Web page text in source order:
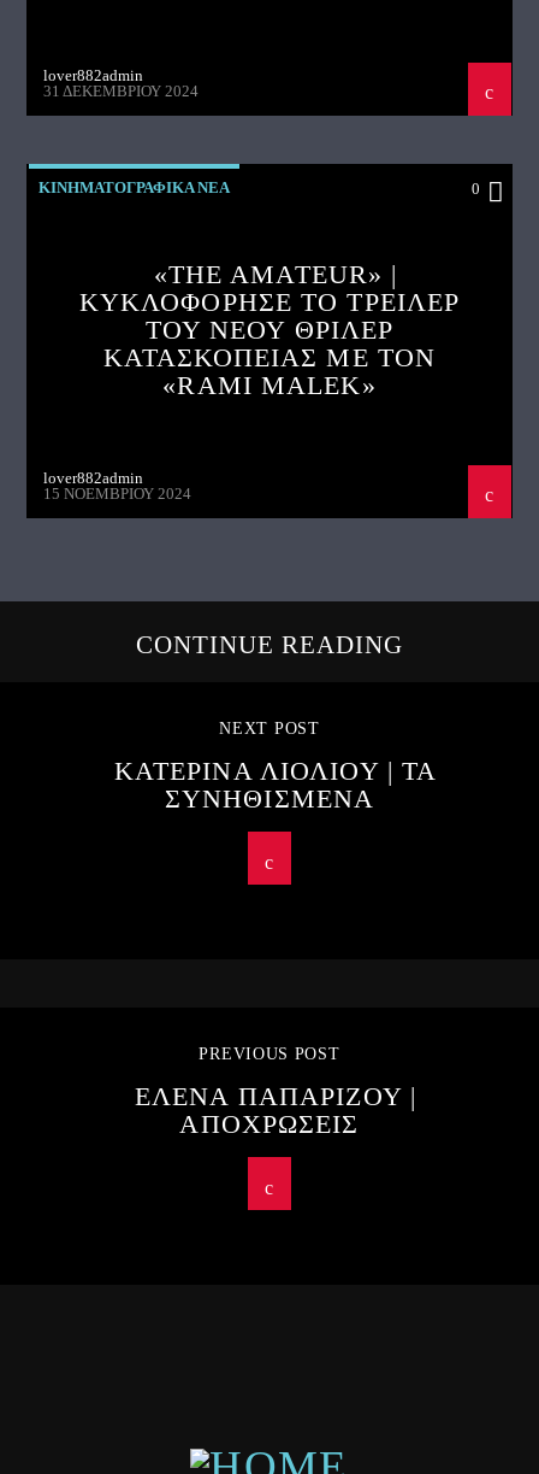
lover882admin
31 ΔΕΚΕΜΒΡΊΟΥ 2024
ΚΙΝΗΜΑΤΟΓΡΑΦΙΚΑ ΝΕΑ 0
«THE AMATEUR» |
ΚΥΚΛΟΦΟΡΗΣΕ ΤΟ ΤΡΕΙΛΕΡ
ΤΟΥ ΝΕΟΥ ΘΡΙΛΕΡ
ΚΑΤΑΣΚΟΠΕΙΑΣ ΜΕ ΤΟΝ
«RAMI MALEK»
lover882admin
15 ΝΟΕΜΒΡΊΟΥ 2024
CONTINUE READING
NEXT POST
ΚΑΤΕΡΙΝΑ ΛΙΟΛΙΟΥ | ΤΑ
ΣΥΝΗΘΙΣΜΕΝΑ
PREVIOUS POST
ΕΛΕΝΑ ΠΑΠΑΡΙΖΟΥ |
ΑΠΟΧΡΩΣΕΙΣ